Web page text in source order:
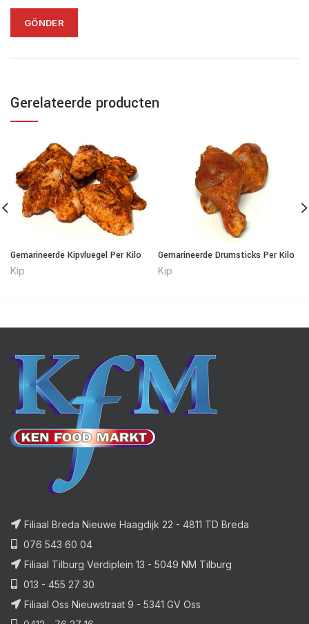
Gerelateerde producten
Gemarineerde Kipvluegel Per Kilo
Kip
Gemarineerde Drumsticks Per Kilo
Kip
Filiaal Breda Nieuwe Haagdijk 22 - 4811 TD Breda
076 543 60 04
Filiaal Tilburg Verdiplein 13 - 5049 NM Tilburg
013 - 455 27 30
Filiaal Oss Nieuwstraat 9 - 5341 GV Oss